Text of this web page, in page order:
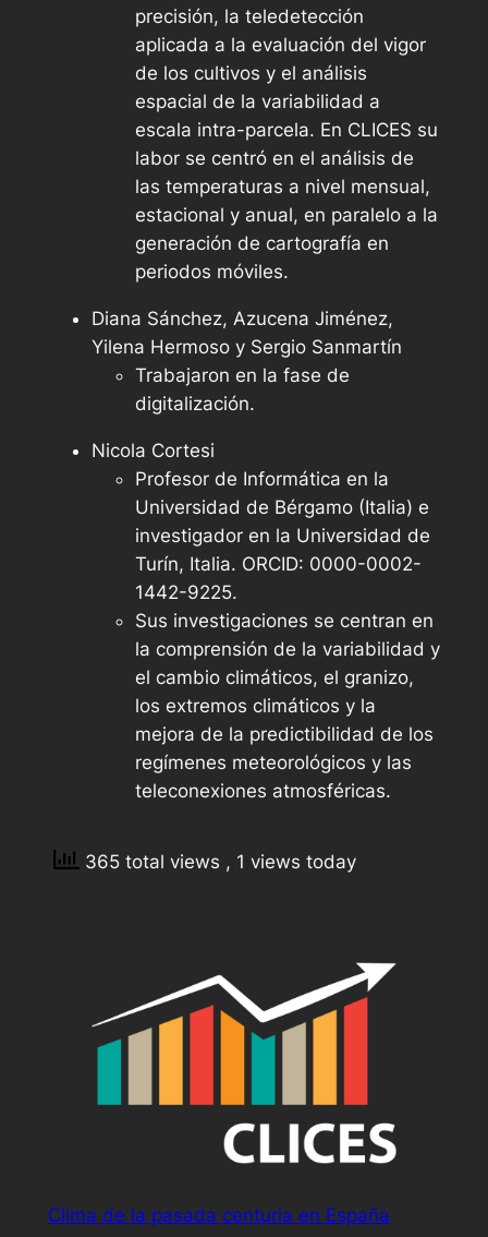
precisión, la teledetección
aplicada a la evaluación del vigor
de los cultivos y el análisis
espacial de la variabilidad a
escala intra-parcela. En CLICES su
labor se centró en el análisis de
las temperaturas a nivel mensual,
estacional y anual, en paralelo a la
generación de cartografía en
periodos móviles.
Diana Sánchez, Azucena Jiménez,
Yilena Hermoso y Sergio Sanmartín
Trabajaron en la fase de
digitalización.
Nicola Cortesi
Profesor de Informática en la
Universidad de Bérgamo (Italia) e
investigador en la Universidad de
Turín, Italia. ORCID: 0000-0002-
1442-9225.
Sus investigaciones se centran en
la comprensión de la variabilidad y
el cambio climáticos, el granizo,
los extremos climáticos y la
mejora de la predictibilidad de los
regímenes meteorológicos y las
teleconexiones atmosféricas.
365 total views , 1 views today
Clima de la pasada centuria en España